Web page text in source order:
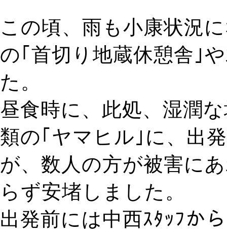
この頃、雨も小康状況
の｢首切り地蔵休憩舎｣
た。
昼食時に、此処、湿潤
類の｢ヤマヒル｣に、出
が、数人の方が被害に
らず安堵しました。
出発前には中西ｽﾀｯﾌか